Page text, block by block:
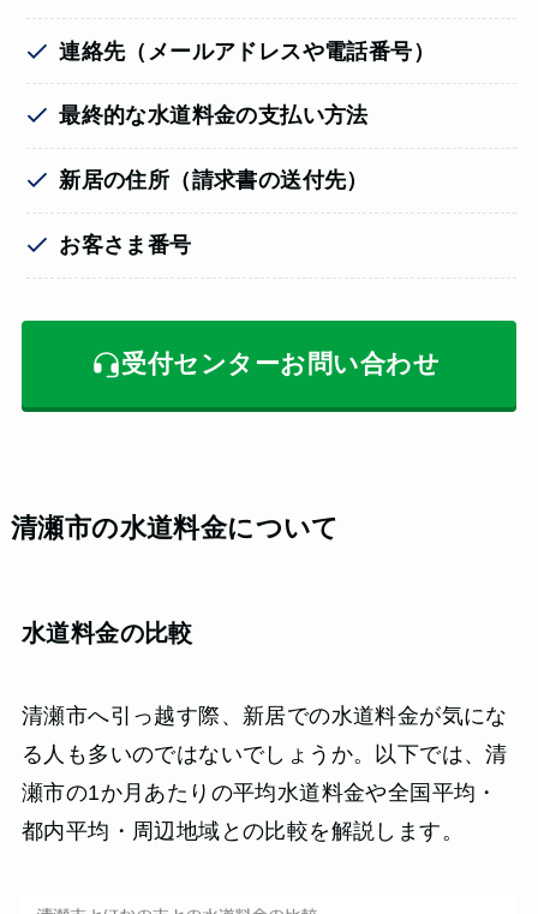
連絡先（メールアドレスや電話番号）
最終的な水道料金の支払い方法
新居の住所（請求書の送付先）
お客さま番号
受付センターお問い合わせ
清瀬市の水道料金について
水道料金の比較
清瀬市へ引っ越す際、新居での水道料金が気にな
る人も多いのではないでしょうか。以下では、清
瀬市の1か月あたりの平均水道料金や全国平均・
都内平均・周辺地域との比較を解説します。